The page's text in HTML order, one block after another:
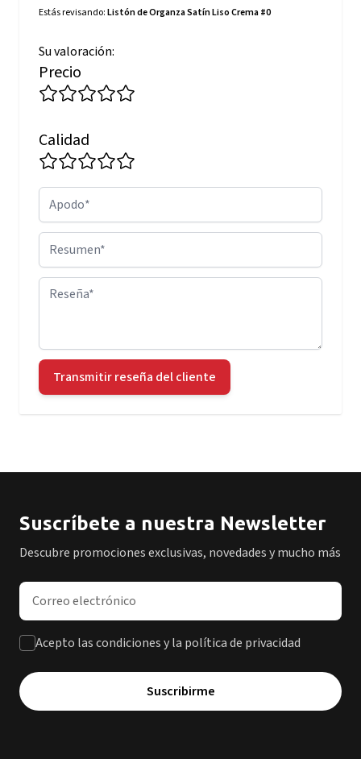
Estás revisando:Listón de Organza Satín Liso Crema #0
Su valoración:
Precio
Calidad
Apodo
Resumen
Reseña
Transmitir reseña del cliente
Suscríbete a nuestra Newsletter
Descubre promociones exclusivas, novedades y mucho más
Dirección de correo electrónico
Acepto las condiciones y la política de privacidad
Suscribirme